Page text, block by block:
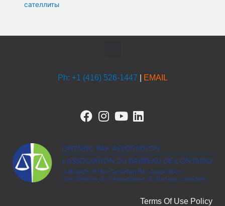
сателлиты
Ph: +1 (416) 526-1447 EMAIL
F
a
e
b
o
o
I
n
t
a
g
r
Y
o
t
u
b
e
L
i
k
e
d
i
n
Terms Of Use Policy